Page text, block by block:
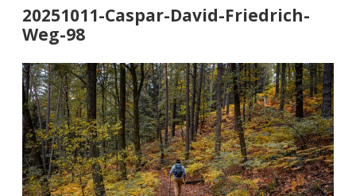
20251011-Caspar-David-Friedrich-
Weg-98